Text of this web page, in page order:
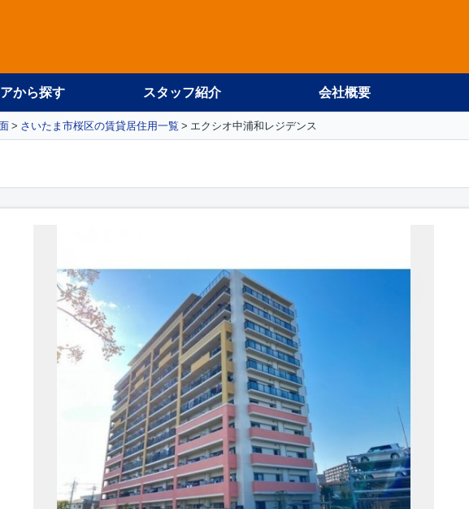
から探す スタッフ紹介 会社概要
さいたま市桜区の賃貸居住用一覧 エクシオ中浦和レジデンス